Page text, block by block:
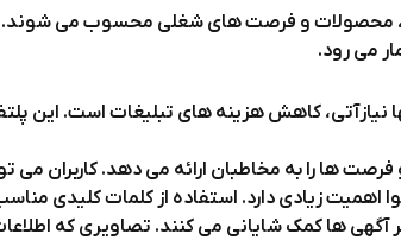
محصولات و فرصت های شغلی محسوب می شوند.
می رود.
نیازآتی، کاهش هزینه های تبلیغات است. این
ها را به مخاطبان ارائه می دهد. کاربران می
اهمیت زیادی دارد. استفاده از کلمات
ها کمک شایانی می کنند. تصاویری که